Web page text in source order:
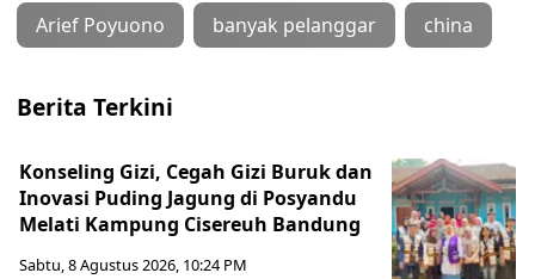
Arief Poyuono banyak pelanggar china
Berita Terkini
Konseling Gizi, Cegah Gizi Buruk dan
Inovasi Puding Jagung di Posyandu
Melati Kampung Cisereuh Bandung
Sabtu, 8 Agustus 2026, 10:24 PM